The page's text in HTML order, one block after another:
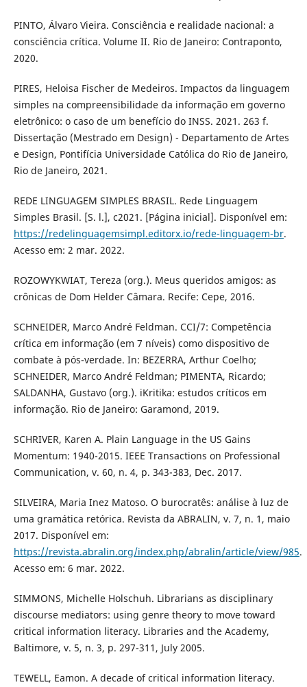
PINTO, Álvaro Vieira. Consciência e realidade nacional: a
consciência crítica. Volume II. Rio de Janeiro: Contraponto,
2020.
PIRES, Heloisa Fischer de Medeiros. Impactos da linguagem
simples na compreensibilidade da informação em governo
eletrônico: o caso de um benefício do INSS. 2021. 263 f.
Dissertação (Mestrado em Design) - Departamento de Artes
e Design, Pontifícia Universidade Católica do Rio de Janeiro,
Rio de Janeiro, 2021.
REDE LINGUAGEM SIMPLES BRASIL. Rede Linguagem
Simples Brasil. [S. l.], c2021. [Página inicial]. Disponível em:
https://redelinguagemsimpl.editorx.io/rede-linguagem-br.
Acesso em: 2 mar. 2022.
ROZOWYKWIAT, Tereza (org.). Meus queridos amigos: as
crônicas de Dom Helder Câmara. Recife: Cepe, 2016.
SCHNEIDER, Marco André Feldman. CCI/7: Competência
crítica em informação (em 7 níveis) como dispositivo de
combate à pós-verdade. In: BEZERRA, Arthur Coelho;
SCHNEIDER, Marco André Feldman; PIMENTA, Ricardo;
SALDANHA, Gustavo (org.). iKritika: estudos críticos em
informação. Rio de Janeiro: Garamond, 2019.
SCHRIVER, Karen A. Plain Language in the US Gains
Momentum: 1940-2015. IEEE Transactions on Professional
Communication, v. 60, n. 4, p. 343-383, Dec. 2017.
SILVEIRA, Maria Inez Matoso. O burocratês: análise à luz de
uma gramática retórica. Revista da ABRALIN, v. 7, n. 1, maio
2017. Disponível em:
https://revista.abralin.org/index.php/abralin/article/view/985.
Acesso em: 6 mar. 2022.
SIMMONS, Michelle Holschuh. Librarians as disciplinary
discourse mediators: using genre theory to move toward
critical information literacy. Libraries and the Academy,
Baltimore, v. 5, n. 3, p. 297-311, July 2005.
TEWELL, Eamon. A decade of critical information literacy.